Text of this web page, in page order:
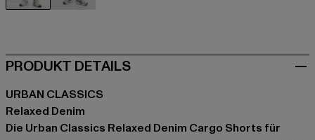
PRODUKT DETAILS
URBAN CLASSICS
Relaxed Denim
Die Urban Classics Relaxed Denim Cargo Shorts für